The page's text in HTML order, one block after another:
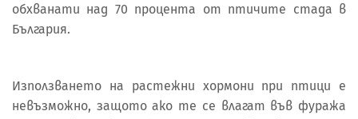
обхванати над 70 процента от птичите стада в
България.
Използването на растежни хормони при птици е
невъзможно, защото ако те се влагат във фуража